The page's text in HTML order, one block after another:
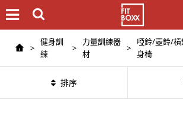
>
健身訓
練
>
力量訓練器
材
>
啞鈴/壺鈴/
身椅
排序